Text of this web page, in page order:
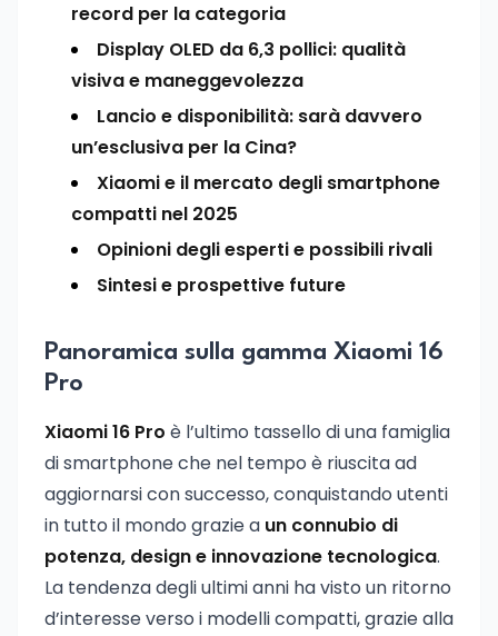
record per la categoria
Display OLED da 6,3 pollici: qualità
visiva e maneggevolezza
Lancio e disponibilità: sarà davvero
un’esclusiva per la Cina?
Xiaomi e il mercato degli smartphone
compatti nel 2025
Opinioni degli esperti e possibili rivali
Sintesi e prospettive future
Panoramica sulla gamma Xiaomi 16
Pro
Xiaomi 16 Pro è l’ultimo tassello di una famiglia
di smartphone che nel tempo è riuscita ad
aggiornarsi con successo, conquistando utenti
in tutto il mondo grazie a un connubio di
potenza, design e innovazione tecnologica.
La tendenza degli ultimi anni ha visto un ritorno
d’interesse verso i modelli compatti, grazie alla